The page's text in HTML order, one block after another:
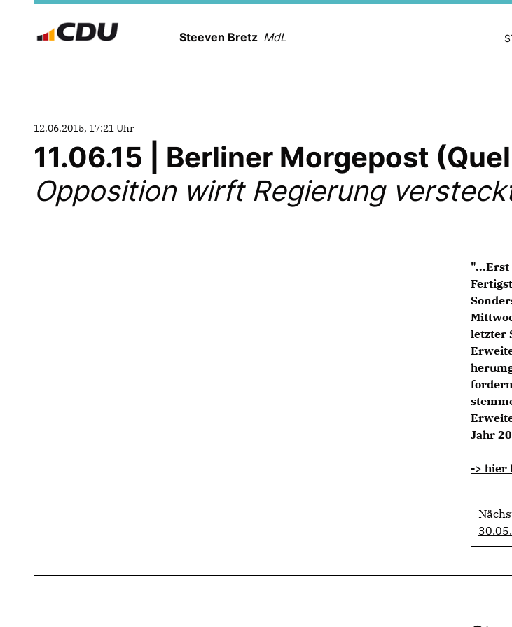
Steeven Bretz MdL
12.06.2015, 17:21 Uhr
11.06.15 | Berliner Morgepost
Opposition wirft Regierung
"...Erst
letzter
Jahr
-> hier